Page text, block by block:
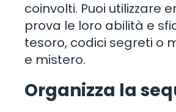
coinvolti. Puoi utilizzare
prova le loro abilità e
tesoro, codici segreti o
e mistero.
Organizza la